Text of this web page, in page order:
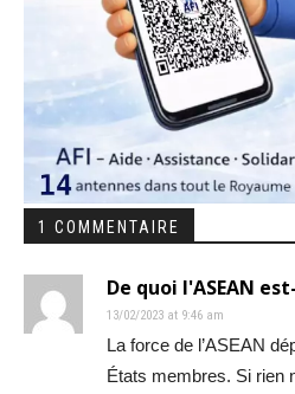
1 COMMENTAIRE
De quoi l'ASEAN
13/02/2023 at 9:46 am
La force de l’ASEAN
États membres. Si rien